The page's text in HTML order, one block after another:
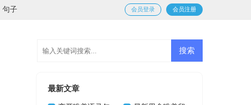
句子 会员登录 会员注册
最新文章